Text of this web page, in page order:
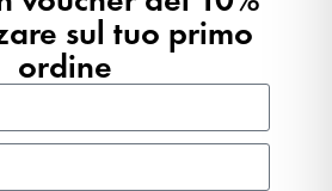
sul tuo primo
ordine​